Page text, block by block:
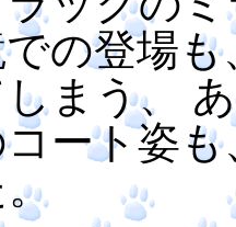
の登場
しまう、
ート姿